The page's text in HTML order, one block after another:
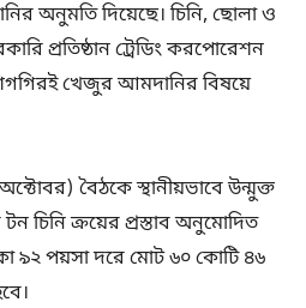
অনুমতি দিয়েছে। চিনি, ছোলা ও
প্রতিষ্ঠান ট্রেডিং করপোরেশন
খেজুর আমদানির বিষয়ে
বৈঠকে স্থানীয়ভাবে উন্মুক্ত
চিনি ক্রয়ের প্রস্তাব অনুমোদিত
৯২ পয়সা দরে মোট ৬০ কোটি ৪৬